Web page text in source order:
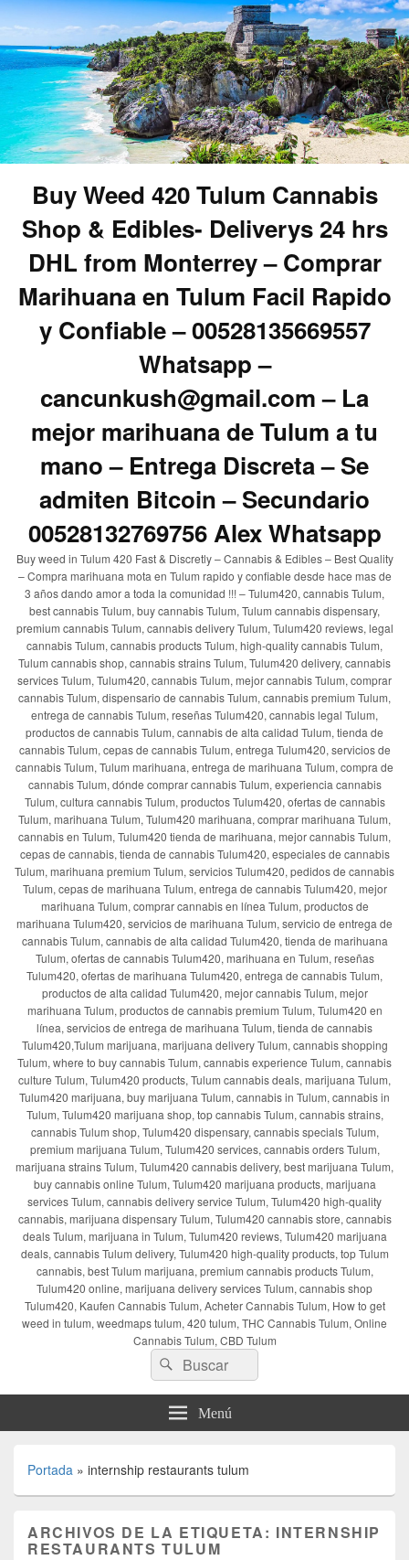
Buy Weed 420 Tulum Cannabis
Shop & Edibles- Deliverys 24 hrs
DHL from Monterrey – Comprar
Marihuana en Tulum Facil Rapido
y Confiable – 00528135669557
Whatsapp –
cancunkush@gmail.com – La
mejor marihuana de Tulum a tu
mano – Entrega Discreta – Se
admiten Bitcoin – Secundario
00528132769756 Alex Whatsapp
Buy weed in Tulum 420 Fast & Discretly – Cannabis & Edibles – Best Quality
– Compra marihuana mota en Tulum rapido y confiable desde hace mas de
3 años dando amor a toda la comunidad !!! – Tulum420, cannabis Tulum,
best cannabis Tulum, buy cannabis Tulum, Tulum cannabis dispensary,
premium cannabis Tulum, cannabis delivery Tulum, Tulum420 reviews, legal
cannabis Tulum, cannabis products Tulum, high-quality cannabis Tulum,
Tulum cannabis shop, cannabis strains Tulum, Tulum420 delivery, cannabis
services Tulum, Tulum420, cannabis Tulum, mejor cannabis Tulum, comprar
cannabis Tulum, dispensario de cannabis Tulum, cannabis premium Tulum,
entrega de cannabis Tulum, reseñas Tulum420, cannabis legal Tulum,
productos de cannabis Tulum, cannabis de alta calidad Tulum, tienda de
cannabis Tulum, cepas de cannabis Tulum, entrega Tulum420, servicios de
cannabis Tulum, Tulum marihuana, entrega de marihuana Tulum, compra de
cannabis Tulum, dónde comprar cannabis Tulum, experiencia cannabis
Tulum, cultura cannabis Tulum, productos Tulum420, ofertas de cannabis
Tulum, marihuana Tulum, Tulum420 marihuana, comprar marihuana Tulum,
cannabis en Tulum, Tulum420 tienda de marihuana, mejor cannabis Tulum,
cepas de cannabis, tienda de cannabis Tulum420, especiales de cannabis
Tulum, marihuana premium Tulum, servicios Tulum420, pedidos de cannabis
Tulum, cepas de marihuana Tulum, entrega de cannabis Tulum420, mejor
marihuana Tulum, comprar cannabis en línea Tulum, productos de
marihuana Tulum420, servicios de marihuana Tulum, servicio de entrega de
cannabis Tulum, cannabis de alta calidad Tulum420, tienda de marihuana
Tulum, ofertas de cannabis Tulum420, marihuana en Tulum, reseñas
Tulum420, ofertas de marihuana Tulum420, entrega de cannabis Tulum,
productos de alta calidad Tulum420, mejor cannabis Tulum, mejor
marihuana Tulum, productos de cannabis premium Tulum, Tulum420 en
línea, servicios de entrega de marihuana Tulum, tienda de cannabis
Tulum420,Tulum marijuana, marijuana delivery Tulum, cannabis shopping
Tulum, where to buy cannabis Tulum, cannabis experience Tulum, cannabis
culture Tulum, Tulum420 products, Tulum cannabis deals, marijuana Tulum,
Tulum420 marijuana, buy marijuana Tulum, cannabis in Tulum, cannabis in
Tulum, Tulum420 marijuana shop, top cannabis Tulum, cannabis strains,
cannabis Tulum shop, Tulum420 dispensary, cannabis specials Tulum,
premium marijuana Tulum, Tulum420 services, cannabis orders Tulum,
marijuana strains Tulum, Tulum420 cannabis delivery, best marijuana Tulum,
buy cannabis online Tulum, Tulum420 marijuana products, marijuana
services Tulum, cannabis delivery service Tulum, Tulum420 high-quality
cannabis, marijuana dispensary Tulum, Tulum420 cannabis store, cannabis
deals Tulum, marijuana in Tulum, Tulum420 reviews, Tulum420 marijuana
deals, cannabis Tulum delivery, Tulum420 high-quality products, top Tulum
cannabis, best Tulum marijuana, premium cannabis products Tulum,
Tulum420 online, marijuana delivery services Tulum, cannabis shop
Tulum420, Kaufen Cannabis Tulum, Acheter Cannabis Tulum, How to get
weed in tulum, weedmaps tulum, 420 tulum, THC Cannabis Tulum, Online
Cannabis Tulum, CBD Tulum
Buscar
por:
Buscar
Menú
Portada » internship restaurants tulum
ARCHIVOS DE LA ETIQUETA: INTERNSHIP
RESTAURANTS TULUM